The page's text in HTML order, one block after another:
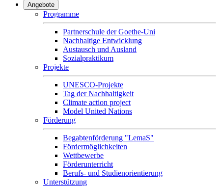
Angebote
Programme
Partnerschule der Goethe-Uni
Nachhaltige Entwicklung
Austausch und Ausland
Sozialpraktikum
Projekte
UNESCO-Projekte
Tag der Nachhaltigkeit
Climate action project
Model United Nations
Förderung
Begabtenförderung "LemaS"
Fördermöglichkeiten
Wettbewerbe
Förderunterricht
Berufs- und Studienorientierung
Unterstützung